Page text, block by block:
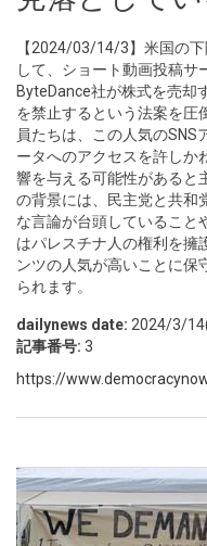
【2024/03/14/3】米国の
して、ショート動画投稿サ
ByteDance社が株式を売却
を禁止するという法案を圧
員たちは、この人気のSNS
ータへのアクセスを許しか
響を与える可能性があると
の背景には、民主党と共和
な言論が台頭していること
はパレスチナ人の権利を擁
ンツの人気が高いことに保
られます。
dailynews date: 2024/3/
記事番号: 3
https://